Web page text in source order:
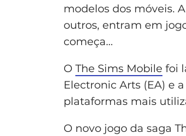
modelos dos móveis.
outros, entram em
começa…
O The Sims Mobile foi
Electronic Arts (EA) e
plataformas mais
O novo jogo da saga